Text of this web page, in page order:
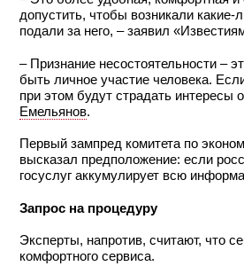
допустить, чтобы возникали какие-
подали за него, – заявил
– Признание несостоятельности –
быть личное участие человека.
при этом будут страдать
Емельянов.
Первый зампред комитета по
высказал предположение: если
госуслуг аккумулирует всю
Запрос на процедуру
Эксперты, напротив, считают, что
комфортного сервиса.